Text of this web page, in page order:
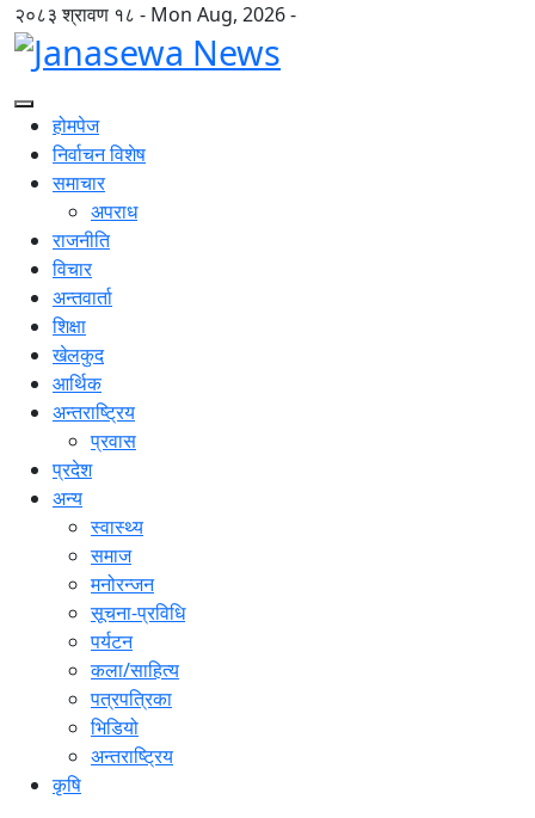
२०८३ श्रावण १८ - Mon Aug, 2026 -
होमपेज
निर्वाचन विशेष
समाचार
अपराध
राजनीति
विचार
अन्तवार्ता
शिक्षा
खेलकुद
आर्थिक
अन्तराष्ट्रिय
प्रवास
प्रदेश
अन्य
स्वास्थ्य
समाज
मनोरन्जन
सूचना-प्रविधि
पर्यटन
कला/साहित्य
पत्रपत्रिका
भिडियो
अन्तराष्ट्रिय
कृषि